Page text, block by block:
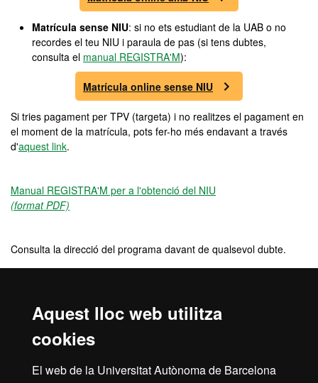
Aquest lloc web utilitza
cookies
El web de la Universitat Autònoma de Barcelona
Matrícula sense NIU: si no ets estudiant de la UAB o no
recordes el teu NIU i paraula de pas (si tens dubtes,
consulta el manual REGISTRA'M):
Matrícula online sense NIU
Si tries pagament per TPV (targeta) i no realitzes el pagament en
el moment de la matrícula, pots fer-ho més endavant a través
d'aquest link.
Manual REGISTRA'M per a l'obtenció del NIU
(format PDF)
Consulta la direcció del programa davant de qualsevol dubte.
5100 €
Crèdits